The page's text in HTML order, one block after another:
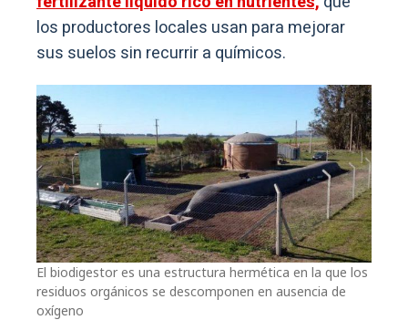
los productores locales usan para mejorar
sus suelos sin recurrir a químicos.
El biodigestor es una estructura hermética en la que los
residuos orgánicos se descomponen en ausencia de
oxígeno